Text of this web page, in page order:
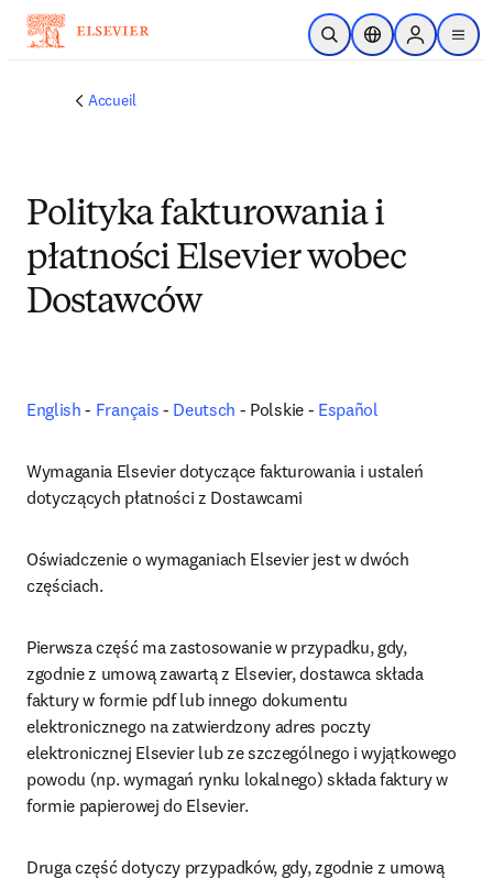
Passer au contenu principal
Ouvrir la recherche
Sélecteur de
Sign in to
menu
Accueil
Polityka fakturowania i
płatności Elsevier wobec
Dostawców
English - Français - Deutsch - Polskie - Español
Wymagania Elsevier dotyczące fakturowania i ustaleń
dotyczących płatności z Dostawcami
Oświadczenie o wymaganiach Elsevier jest w dwóch
częściach.
Pierwsza część ma zastosowanie w przypadku, gdy,
zgodnie z umową zawartą z Elsevier, dostawca składa
faktury w formie pdf lub innego dokumentu
elektronicznego na zatwierdzony adres poczty
elektronicznej Elsevier lub ze szczególnego i wyjątkowego
powodu (np. wymagań rynku lokalnego) składa faktury w
formie papierowej do Elsevier.
Druga część dotyczy przypadków, gdy, zgodnie z umową